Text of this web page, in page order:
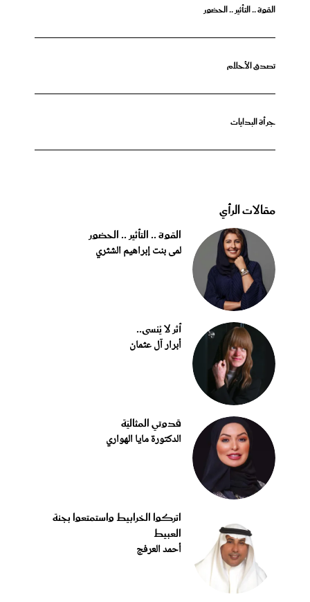
القوة .. التأثير .. الحضور
تصدق الأحلام
جرأة البدايات
مقالات الرأي
القوة .. التأثير .. الحضور
لمى بنت إبراهيم الشثري
أثر لا يُنسى..
أبرار آل عثمان
قدوتي المثاليّة
الدكتورة مايا الهواري
اتركوا الخرابيط واستمتعوا بجنة
العبيط
أحمد العرفج